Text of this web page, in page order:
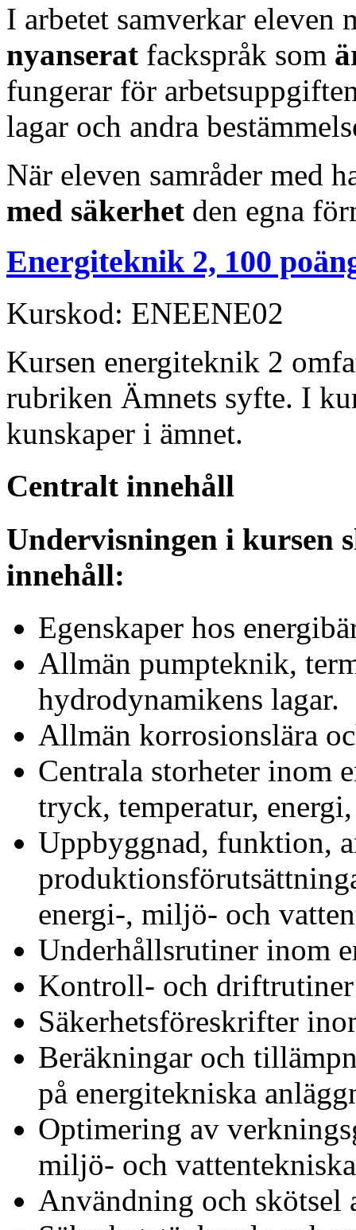
I arbetet samverkar eleven
nyanserat fackspråk som
fungerar för
lagar och andra
När eleven samråder med
med säkerhet den egna
Energiteknik 2, 100
Kurskod: ENEENE02
Kursen energiteknik 2
rubriken Ämnets syfte. I
kunskaper i ämnet.
Centralt innehåll
Undervisningen i kursen
innehåll:
Egenskaper hos
Allmän pumpteknik,
hydrodynamikens lagar.
Allmän korrosionslära
Centrala storheter inom
tryck, temperatur,
Uppbyggnad, funktion,
energi-, miljö- och
Underhållsrutiner inom
Kontroll- och
Säkerhetsföreskrifter
Beräkningar och
på energitekniska
Optimering av
miljö- och
Användning och